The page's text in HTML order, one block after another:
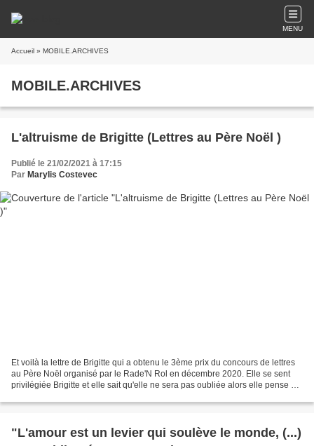
MENU
Accueil » MOBILE.ARCHIVES
MOBILE.ARCHIVES
L'altruisme de Brigitte (Lettres au Père Noël )
Publié le 21/02/2021 à 17:15
Par Marylis Costevec
Et voilà la lettre de Brigitte qui a obtenu le 3ème prix du concours de lettres
au Père Noël organisé par le Rade'N Rol en décembre 2020. Elle se sent
privilégiée Brigitte et elle sait qu'elle ne sera pas oubliée alors elle pense à
"L'amour est un levier qui soulève le monde, (...)